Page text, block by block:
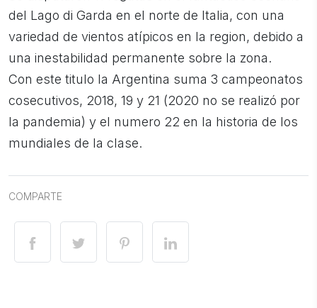
del Lago di Garda en el norte de Italia, con una
variedad de vientos atípicos en la region, debido a
una inestabilidad permanente sobre la zona.
Con este titulo la Argentina suma 3 campeonatos
cosecutivos, 2018, 19 y 21 (2020 no se realizó por
la pandemia) y el numero 22 en la historia de los
mundiales de la clase.
COMPARTE